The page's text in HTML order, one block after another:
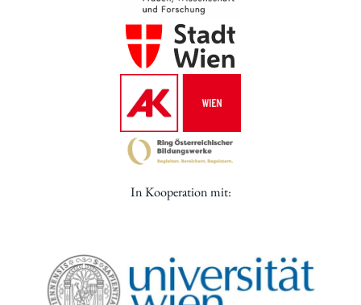
In Kooperation mit: